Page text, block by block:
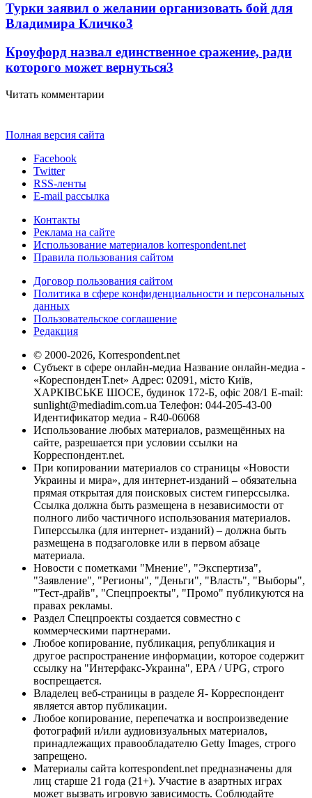
Турки заявил о желании организовать бой для
Владимира Кличко3
Кроуфорд назвал единственное сражение, ради
которого может вернуться3
Читать комментарии
Полная версия сайта
Facebook
Twitter
RSS-ленты
E-mail рассылка
Контакты
Реклама на сайте
Использование материалов korrespondent.net
Правила пользования сайтом
Договор пользования сайтом
Политика в сфере конфиденциальности и персональных
данных
Пользовательское соглашение
Редакция
© 2000-2026, Korrespondent.net
Субъект в сфере онлайн-медиа Название онлайн-медиа -
«КореспонденТ.net» Адрес: 02091, місто Київ,
ХАРКІВСЬКЕ ШОСЕ, будинок 172-Б, офіс 208/1 E-mail:
sunlight@mediadim.com.ua Телефон: 044-205-43-00
Идентификатор медиа - R40-06068
Использование любых материалов, размещённых на
сайте, разрешается при условии ссылки на
Корреспондент.net.
При копировании материалов со страницы «Новости
Украины и мира», для интернет-изданий – обязательна
прямая открытая для поисковых систем гиперссылка.
Ссылка должна быть размещена в независимости от
полного либо частичного использования материалов.
Гиперссылка (для интернет- изданий) – должна быть
размещена в подзаголовке или в первом абзаце
материала.
Новости с пометками "Мнение", "Экспертиза",
"Заявление", "Регионы", "Деньги", "Власть", "Выборы",
"Тест-драйв", "Спецпроекты", "Промо" публикуются на
правах рекламы.
Раздел Спецпроекты создается совместно с
коммерческими партнерами.
Любое копирование, публикация, републикация и
другое распространение информации, которое содержит
ссылку на "Интерфакс-Украина", EPA / UPG, строго
воспрещается.
Владелец веб-страницы в разделе Я- Корреспондент
является автор публикации.
Любое копирование, перепечатка и воспроизведение
фотографий и/или аудиовизуальных материалов,
принадлежащих правообладателю Getty Images, строго
запрещено.
Материалы сайта korrespondent.net предназначены для
лиц старше 21 года (21+). Участие в азартных играх
может вызвать игровую зависимость. Соблюдайте